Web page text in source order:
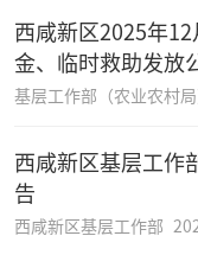
西咸新区2025年
金、临时救助发放
基层工作部（农业农村局
西咸新区基层工作
告
西咸新区基层工作部